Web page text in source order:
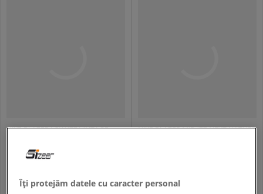
NIKE BLAZER LOW '77 VINTAGE
284,99 RON
499,99 RON
NIKE BLAZER MID '77 NEXT NATURE
Îți protejăm datele cu caracter personal